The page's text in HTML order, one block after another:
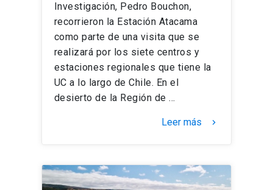
Investigación, Pedro Bouchon,
recorrieron la Estación Atacama
como parte de una visita que se
realizará por los siete centros y
estaciones regionales que tiene la
UC a lo largo de Chile. En el
desierto de la Región de …
Leer más keyboard_arrow_right